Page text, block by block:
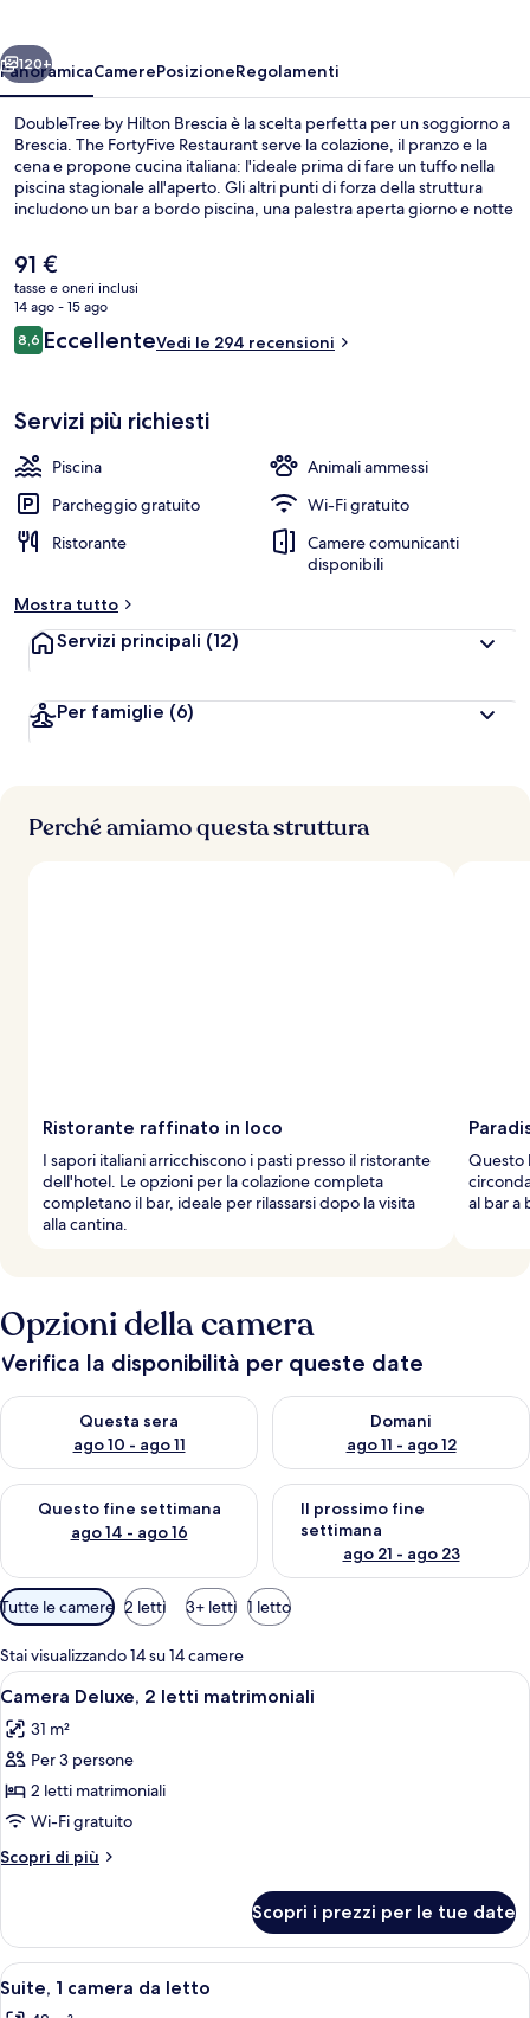
Avanti
120+
PanoramicaCamerePosizioneRegolamenti
DoubleTree by Hilton Brescia è la scelta perfetta per un soggiorno a
Brescia. The FortyFive Restaurant serve la colazione, il pranzo e la
cena e propone cucina italiana: l'ideale prima di fare un tuffo nella
piscina stagionale all'aperto. Gli altri punti di forza della struttura
includono un bar a bordo piscina, una palestra aperta giorno e notte
Il
prezzo
attuale
è
91 €
91 €
tasse e oneri inclusi
14 ago - 15 ago
Recensioni
8,68,6 su 10
EccellenteVedi le 294 recensioni
Servizi più richiesti
Piscina
Animali ammessi
Parcheggio gratuito
Wi-Fi gratuito
Ristorante
Camere comunicanti
disponibili
Mostra tutto
Servizi principali (12)
Per famiglie (6)
Perché amiamo questa struttura
Ristorante raffinato in loco
I sapori italiani arricchiscono i pasti presso il ristorante
dell'hotel. Le opzioni per la colazione completa
completano il bar, ideale per rilassarsi dopo la visita
alla cantina.
Questo
al bar a
Opzioni della camera
Verifica la disponibilità per queste date
Questa sera
ago 10 - ago 11
Verifica la disponibilità per questa sera, ago 10 - ago 11
Domani
ago 11 - ago 12
Verifica la disponibilità per
Questo fine settimana
ago 14 - ago 16
Verifica la disponibilità per questo fine settimana, ago 14 -
Il prossimo fine
settimana
ago 21 - ago 23
Verifica la disponibilità per il
Filtri
disponibili
per
le
camere
Tutte le camere 2 letti 3+ letti 1 letto
Stai visualizzando 14 su 14 camere
Apri
tutte
le
foto
per
Camera
Deluxe,
2
matrimoniali
Camera d'albergo con due letti, un
2
Camera Deluxe, 2 letti matrimoniali
31 m²
Per 3 persone
2 letti matrimoniali
Wi-Fi gratuito
Scopri di più
Altri
Deluxe,
letti
Scopri i prezzi per le tue date
Apri
tutte
Una camera d'albergo con due letti,
2
Suite, 1 camera da letto